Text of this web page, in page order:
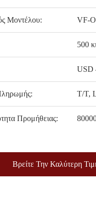
Μοντέλου: VF-
500
USD
T/T,
Προμήθειας:
Βρείτε Την Καλύτερη